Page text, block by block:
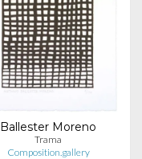
Ballester Moreno
Trama
Composition.gallery